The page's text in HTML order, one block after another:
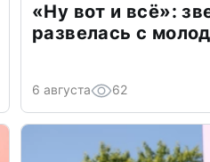
«Ну вот и всё»:
развелась с
6 августа 62